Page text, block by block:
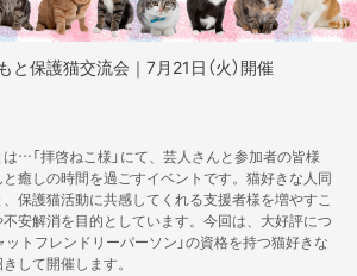
保護猫交流会｜7月21日（火）開催
…「拝啓ねこ様」にて、芸人さんと参加者の皆様
癒しの時間を過ごすイベントです。猫好きな人同
保護猫活動に共感してくれる支援者様を増やすこ
安解消を目的としています。今回は、大好評につ
ットフレンドリーパーソン」の資格を持つ猫好きな
して開催します。